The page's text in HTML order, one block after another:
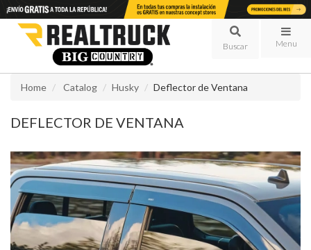
Menu
Home Catalog Husky Deflector de Ventana
DEFLECTOR DE VENTANA